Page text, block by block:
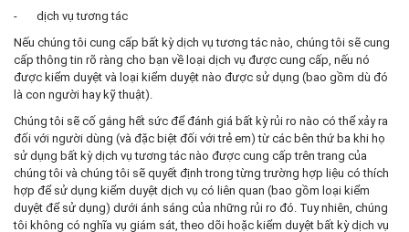
- dịch vụ tương tác
Nếu chúng tôi cung cấp bất kỳ dịch vụ tương tác nào, chúng tôi sẽ cung
cấp thông tin rõ ràng cho bạn về loại dịch vụ được cung cấp, nếu nó
được kiểm duyệt và loại kiểm duyệt nào được sử dụng (bao gồm dù đó
là con người hay kỹ thuật).
Chúng tôi sẽ cố gắng hết sức để đánh giá bất kỳ rủi ro nào có thể xảy ra
đối với người dùng (và đặc biệt đối với trẻ em) từ các bên thứ ba khi họ
sử dụng bất kỳ dịch vụ tương tác nào được cung cấp trên trang của
chúng tôi và chúng tôi sẽ quyết định trong từng trường hợp liệu có thích
hợp để sử dụng kiểm duyệt dịch vụ có liên quan (bao gồm loại kiểm
duyệt để sử dụng) dưới ánh sáng của những rủi ro đó. Tuy nhiên, chúng
tôi không có nghĩa vụ giám sát, theo dõi hoặc kiểm duyệt bất kỳ dịch vụ